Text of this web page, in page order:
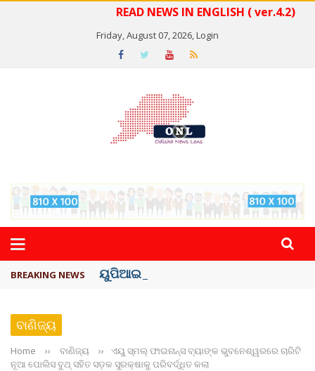
READ NEWS IN ENGLISH ( ver.4.2)
Friday, August 07, 2026,Login
BREAKING NEWS ୟୁପିଆଇ ଓ ଅନ୍ୟାନ୍ୟ ଡିଜିଟାଲ୍ ନେଣଦେଣ ...
ବାଣିଜ୍ୟ
Home ›› ବାଣିଜ୍ୟ ››
ଏୟୁ ସ୍ମଲ୍‌ ଫାଇନାନ୍ସ ବ୍ୟାଙ୍କ ଭୁବନେଶ୍ୱରରେ ଚାରିଟି
ନୂଆ ପୋଲିସ ବୁଥ୍‌ ସହିତ ସଡ଼କ ସୁରକ୍ଷାକୁ ପରିବର୍ଦ୍ଧିତ କଲା